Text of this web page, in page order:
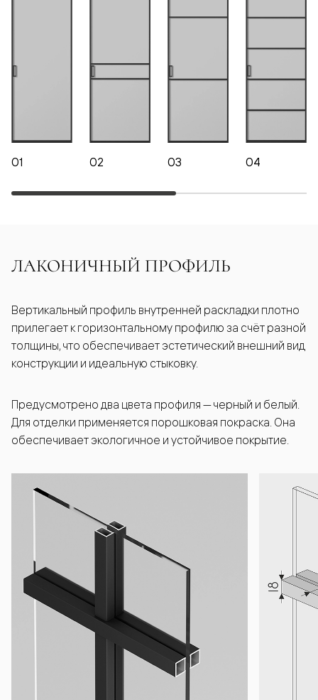
01 02 03 04
ЛАКОНИЧНЫЙ ПРОФИЛЬ
Вертикальный профиль внутренней раскладки плотно
прилегает к горизонтальному профилю за счёт разной
толщины, что обеспечивает эстетический внешний вид
конструкции и идеальную стыковку.
Предусмотрено два цвета профиля — черный и белый.
Для отделки применяется порошковая покраска. Она
обеспечивает экологичное и устойчивое покрытие.